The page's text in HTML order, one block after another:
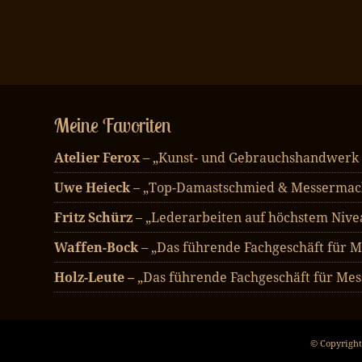
Meine Favoriten
Atelier Ferox– „Kunst- und
Uwe Heieck– „Top-Damastschmied &
Fritz Schürz– „Lederarbeiten auf höchstem
Waffen-Bock– „Das führende Fachgeschäft für
Holz-Leute – „Das führende Fachgeschäft für
© Copyright